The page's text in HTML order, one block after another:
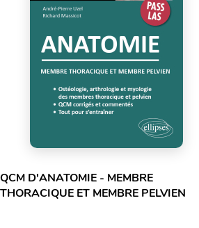
QCM D'ANATOMIE - MEMBRE
THORACIQUE ET MEMBRE PELVIEN